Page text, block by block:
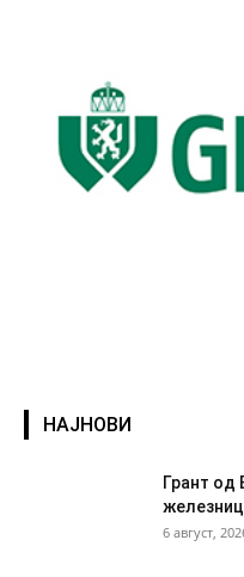
НАЈНОВИ
Грант од
6 август,